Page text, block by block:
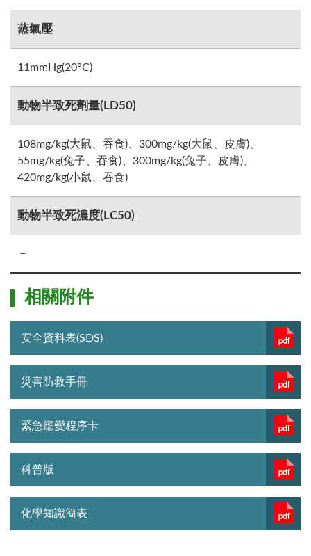
蒸氣壓
11mmHg(20°C)
動物半致死劑量(LD50)
108mg/kg(大鼠、吞食)、300mg/kg(大鼠、皮膚)、
55mg/kg(兔子、吞食)、300mg/kg(兔子、皮膚)、
420mg/kg(小鼠、吞食)
動物半致死濃度(LC50)
－
相關附件
安全資料表(SDS)
災害防救手冊
緊急應變程序卡
科普版
化學知識簡表